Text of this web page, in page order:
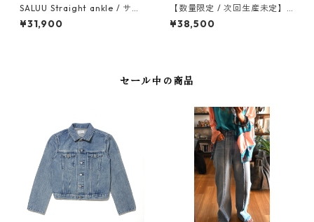
SALUU Straight ankle / サル
ー ストレートアンクル【選べ
る2丈】‐WB26108-MID BLU
¥31,900
【数量限定 / 次回生産未定】 S
ALUU Straight ankle DAMAG
E（標準丈） / サルー ストレ
¥38,500
セール中の商品